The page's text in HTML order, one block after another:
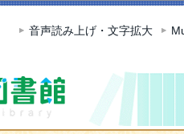
この
音声読み上げ・文字拡大